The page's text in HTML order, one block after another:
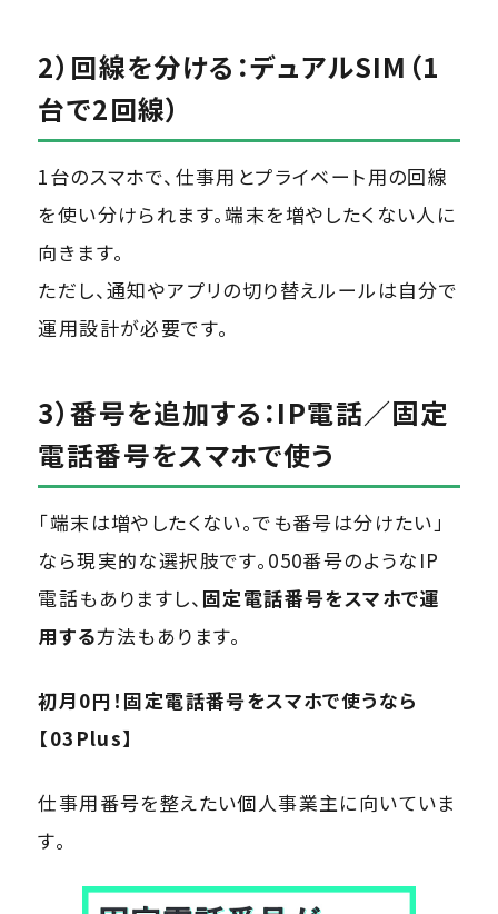
2）回線を分ける：デュアルSIM（1
台で2回線）
1台のスマホで、仕事用とプライベート用の回線
を使い分けられます。端末を増やしたくない人に
向きます。
ただし、通知やアプリの切り替えルールは自分で
運用設計が必要です。
3）番号を追加する：IP電話／固定
電話番号をスマホで使う
「端末は増やしたくない。でも番号は分けたい」
なら現実的な選択肢です。050番号のようなIP
電話もありますし、 固定電話番号をスマホで運
用する方法もあります。
初月0円！固定電話番号をスマホで使うなら
【03Plus】
仕事用番号を整えたい個人事業主に向いていま
す。